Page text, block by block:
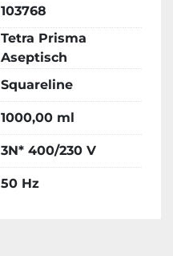
103768
Tetra Prisma
Aseptisch
Squareline
1000,00 ml
3N* 400/230 V
50 Hz